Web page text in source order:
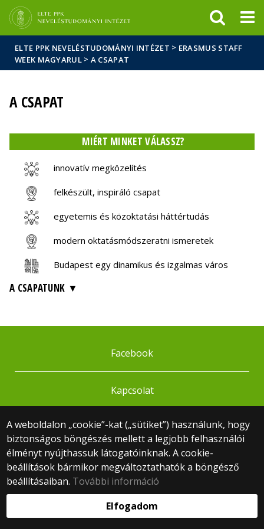
sajtóban
ELTE PPK NEVELÉSTUDOMÁNYI INTÉZET > ERASMUS STAFF
WEEK MAGYARUL > A CSAPAT
A CSAPAT
MIÉRT MINKET VÁLASSZ?
innovatív megközelítés
felkészült, inspiráló csapat
egyetemis és közoktatási háttértudás
modern oktatásmódszeratni ismeretek
Budapest egy dinamikus és izgalmas város
A CSAPATUNK
A weboldalon „cookie”-kat („sütiket”) használunk, hogy
biztonságos böngészés mellett a legjobb felhasználói
élményt nyújthassuk látogatóinknak. A cookie-
beállítások bármikor megváltoztathatók a böngésző
beállításaiban. További információ
Elfogadom
Facebook
Kapcsolat
© 2025 Eötvös Loránd Tudományegyetem
Minden jog fenntartva.
1053 Budapest, Egyetem tér 1–3.
Központi telefonszám: +36 1 411 6500
Webfejlesztés: